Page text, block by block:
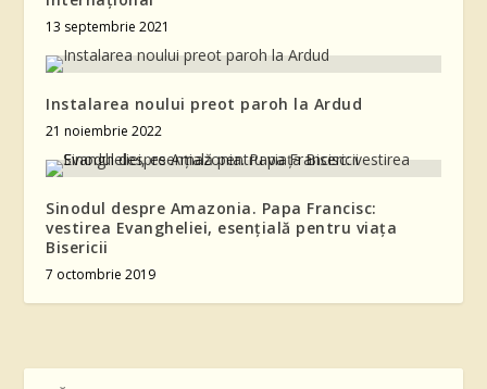
13 septembrie 2021
Instalarea noului preot paroh la Ardud
21 noiembrie 2022
Sinodul despre Amazonia. Papa Francisc:
vestirea Evangheliei, esențială pentru viața
Bisericii
7 octombrie 2019